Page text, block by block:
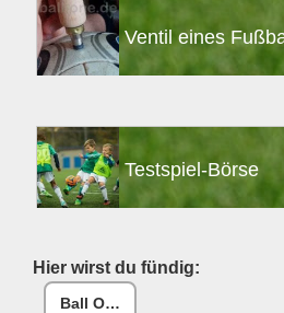
Ventil eines
Testspiel-Börse
Hier wirst du fündig:
Ball One Reparaturset